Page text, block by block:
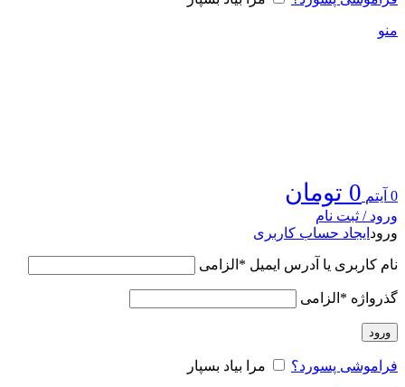
منو
0 آیتم 0 تومان
ورود / ثبت نام
ورود ایجاد حساب کاربری
نام کاربری یا آدرس ایمیل * الزامی
گذرواژه * الزامی
ورود
فراموشی پسورد؟ مرا بیاد بسپار